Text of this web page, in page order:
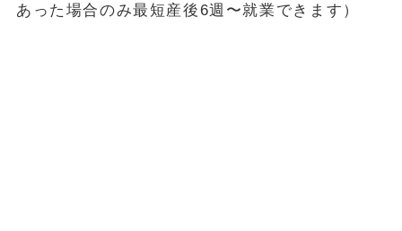
あった場合のみ最短産後6週〜就業できます）